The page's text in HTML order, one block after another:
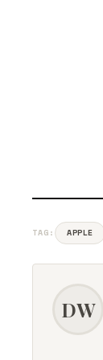
TAG: APPLE
DW